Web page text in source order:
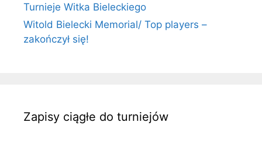
Turnieje Witka Bieleckiego
Witold Bielecki Memorial/ Top players –
zakończył się!
Zapisy ciągłe do turniejów